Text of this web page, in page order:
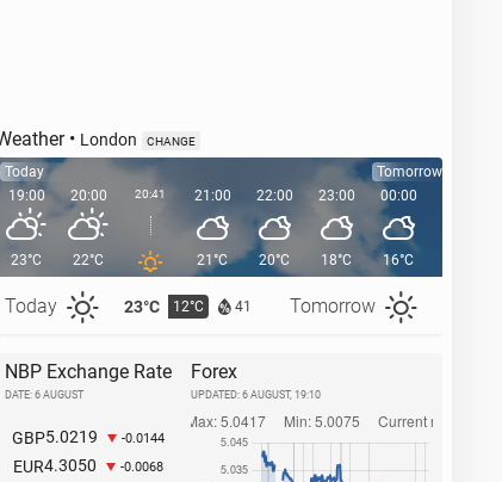
• London CHANGE
Today
19:00
23°C
Today 23°C 12°C 41 Tomorrow
20:00
22°C
20:41 21:00
21°C
22:00
20°C
23:00
18°C
Tomorrow
00:00
16°C
NBP Exchange Rate
DATE: 6 AUGUST
GBP5.0219 -0.0144
EUR4.3050 -0.0068
Forex
UPDATED: 6 AUGUST, 19:10